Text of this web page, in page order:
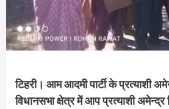
टिहरी। आम आदमी पार्टी के प्रत्याशी
विधानसभा क्षेत्र में आप प्रत्याशी